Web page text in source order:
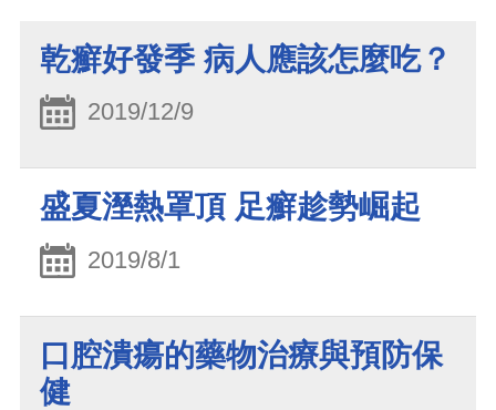
乾癬好發季 病人應該怎麼吃？
2019/12/9
盛夏溼熱罩頂 足癬趁勢崛起
2019/8/1
口腔潰瘍的藥物治療與預防保
健